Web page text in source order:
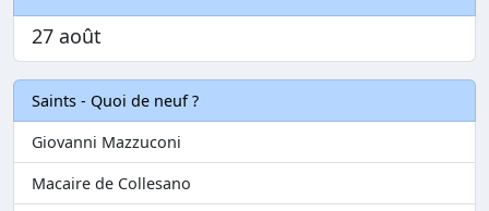
27 août
Saints - Quoi de neuf ?
Giovanni Mazzuconi
Macaire de Collesano